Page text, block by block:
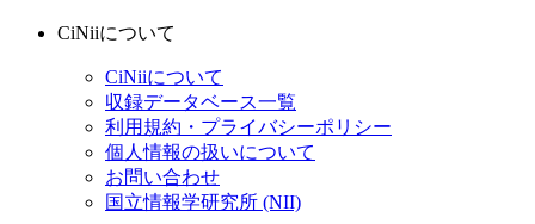
CiNiiについて
CiNiiについて
収録データベース一覧
利用規約・プライバシーポリシー
個人情報の扱いについて
お問い合わせ
国立情報学研究所 (NII)